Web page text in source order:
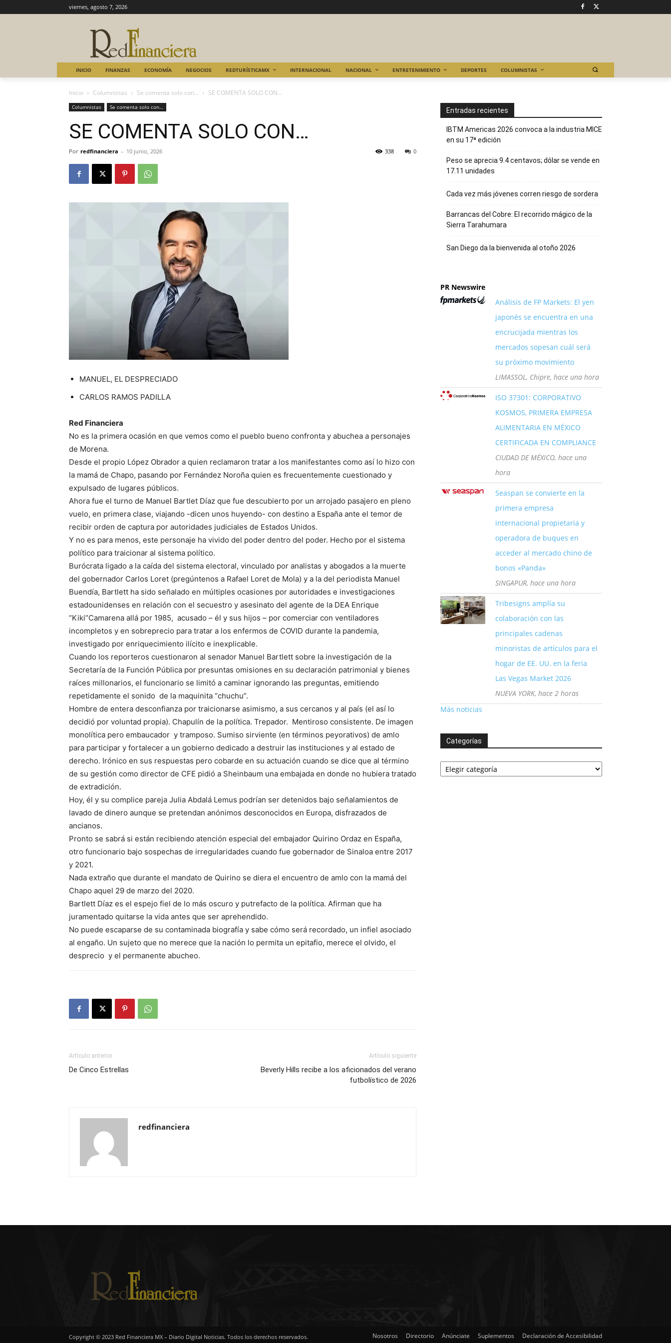
viernes, agosto 7, 2026
INICIO FINANZAS ECONOMÍA NEGOCIOS REDTURÍSTICAMX INTERNACIONAL NACIONAL ENTRETENIMIENTO DEPORTES COLUMNISTAS
Inicio Columnistas Se comenta solo con… SE COMENTA SOLO CON…
Columnistas Se comenta solo con…
SE COMENTA SOLO CON…
Por redfinanciera - 10 junio, 2026 0
338
MANUEL, EL DESPRECIADO
CARLOS RAMOS PADILLA
Red Financiera
No es la primera ocasión en que vemos como el pueblo bueno confronta y abuchea a personajes
de Morena.
Desde el propio López Obrador a quien reclamaron tratar a los manifestantes como así lo hizo con
la mamá de Chapo, pasando por Fernández Noroña quien es frecuentemente cuestionado y
expulsado de lugares públicos.
Ahora fue el turno de Manuel Bartlet Díaz que fue descubierto por un arrojado pasajero en pleno
vuelo, en primera clase, viajando -dicen unos huyendo- con destino a España ante el temor de
recibir orden de captura por autoridades judiciales de Estados Unidos.
Y no es para menos, este personaje ha vivido del poder dentro del poder. Hecho por el sistema
político para traicionar al sistema político.
Burócrata ligado a la caída del sistema electoral, vinculado por analistas y abogados a la muerte
del gobernador Carlos Loret (pregúntenos a Rafael Loret de Mola) y a la del periodista Manuel
Buendía, Bartlett ha sido señalado en múltiples ocasiones por autoridades e investigaciones
estadounidenses en relación con el secuestro y asesinato del agente de la DEA Enrique
“Kiki”Camarena allá por 1985, acusado – él y sus hijos – por comerciar con ventiladores
incompletos y en sobreprecio para tratar a los enfermos de COVID durante la pandemia,
investigado por enriquecimiento ilícito e inexplicable.
Cuando los reporteros cuestionaron al senador Manuel Bartlett sobre la investigación de la
Secretaría de la Función Pública por presuntas omisiones en su declaración patrimonial y bienes
raíces millonarios, el funcionario se limitó a caminar ignorando las preguntas, emitiendo
repetidamente el sonido de la maquinita “chuchu”.
Hombre de entera desconfianza por traicionarse asimismo, a sus cercanos y al país (el así lo
decidió por voluntad propia). Chapulín de la política. Trepador. Mentiroso consistente. De imagen
monolítica pero embaucador y tramposo. Sumiso sirviente (en términos peyorativos) de amlo
para participar y fortalecer a un gobierno dedicado a destruir las instituciones y al estado de
derecho. Irónico en sus respuestas pero cobarde en su actuación cuando se dice que al término
de su gestión como director de CFE pidió a Sheinbaum una embajada en donde no hubiera tratado
de extradición.
Hoy, él y su complice pareja Julia Abdalá Lemus podrían ser detenidos bajo señalamientos de
lavado de dinero aunque se pretendan anónimos desconocidos en Europa, disfrazados de
ancianos.
Pronto se sabrá si están recibiendo atención especial del embajador Quirino Ordaz en España,
otro funcionario bajo sospechas de irregularidades cuando fue gobernador de Sinaloa entre 2017
y 2021.
Nada extraño que durante el mandato de Quirino se diera el encuentro de amlo con la mamá del
Chapo aquel 29 de marzo del 2020.
Bartlett Díaz es el espejo fiel de lo más oscuro y putrefacto de la política. Afirman que ha
juramentado quitarse la vida antes que ser aprehendido.
No puede escaparse de su contaminada biografía y sabe cómo será recordado, un infiel asociado
al engaño. Un sujeto que no merece que la nación lo permita un epitafio, merece el olvido, el
desprecio y el permanente abucheo.
Artículo anterior
De Cinco Estrellas
Artículo siguiente
Beverly Hills recibe a los aficionados del verano
futbolístico de 2026
redfinanciera
Entradas recientes
IBTM Americas 2026 convoca a la industria MICE
en su 17ª edición
Peso se aprecia 9.4 centavos; dólar se vende en
17.11 unidades
Cada vez más jóvenes corren riesgo de sordera
Barrancas del Cobre: El recorrido mágico de la
Sierra Tarahumara
San Diego da la bienvenida al otoño 2026
PR Newswire
Análisis de FP Markets: El yen
japonés se encuentra en una
encrucijada mientras los
mercados sopesan cuál será
su próximo movimiento
LIMASSOL, Chipre, hace una hora
ISO 37301: CORPORATIVO
KOSMOS, PRIMERA EMPRESA
ALIMENTARIA EN MÉXICO
CERTIFICADA EN COMPLIANCE
CIUDAD DE MÉXICO, hace una
hora
Seaspan se convierte en la
primera empresa
internacional propietaria y
operadora de buques en
acceder al mercado chino de
bonos «Panda»
SINGAPUR, hace una hora
Tribesigns amplía su
colaboración con las
principales cadenas
minoristas de artículos para el
hogar de EE. UU. en la feria
Las Vegas Market 2026
NUEVA YORK, hace 2 horas
Más noticias
Categorías
Categorías
Copyright © 2023 Red Financiera MX – Diario Digital Noticias. Todos los derechos reservados. Nosotros Directorio Anúnciate Suplementos Declaración de Accesibilidad